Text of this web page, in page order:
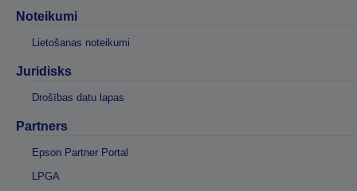
Noteikumi
Lietošanas noteikumi
Juridisks
Drošības datu lapas
Partners
Epson Partner Portal
LPGA